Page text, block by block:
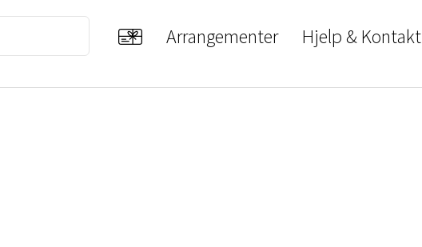
Arrangementer Hjelp & Kontakt